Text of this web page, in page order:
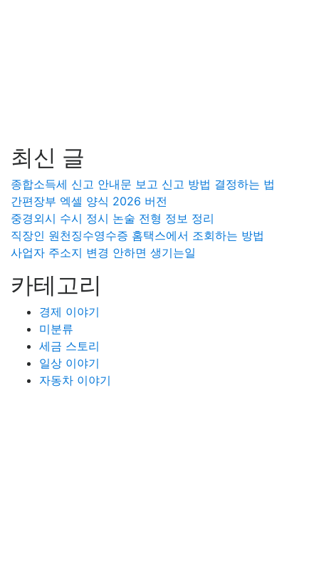
최신 글
종합소득세 신고 안내문 보고 신고 방법 결정하는 법
간편장부 엑셀 양식 2026 버전
중경외시 수시 정시 논술 전형 정보 정리
직장인 원천징수영수증 홈택스에서 조회하는 방법
사업자 주소지 변경 안하면 생기는일
카테고리
경제 이야기
미분류
세금 스토리
일상 이야기
자동차 이야기